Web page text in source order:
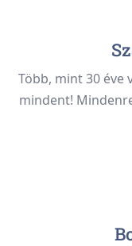
Több, mint 30 éve
mindent!